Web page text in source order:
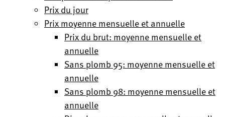
Prix du jour
Prix moyenne mensuelle et annuelle
Prix du brut: moyenne mensuelle et
annuelle
Sans plomb 95: moyenne mensuelle et
annuelle
Sans plomb 98: moyenne mensuelle et
annuelle